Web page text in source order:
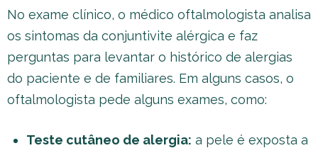
No exame clínico, o médico oftalmologista analisa
os sintomas da conjuntivite alérgica e faz
perguntas para levantar o histórico de alergias
do paciente e de familiares. Em alguns casos, o
oftalmologista pede alguns exames, como:
Teste cutâneo de alergia: a pele é exposta a